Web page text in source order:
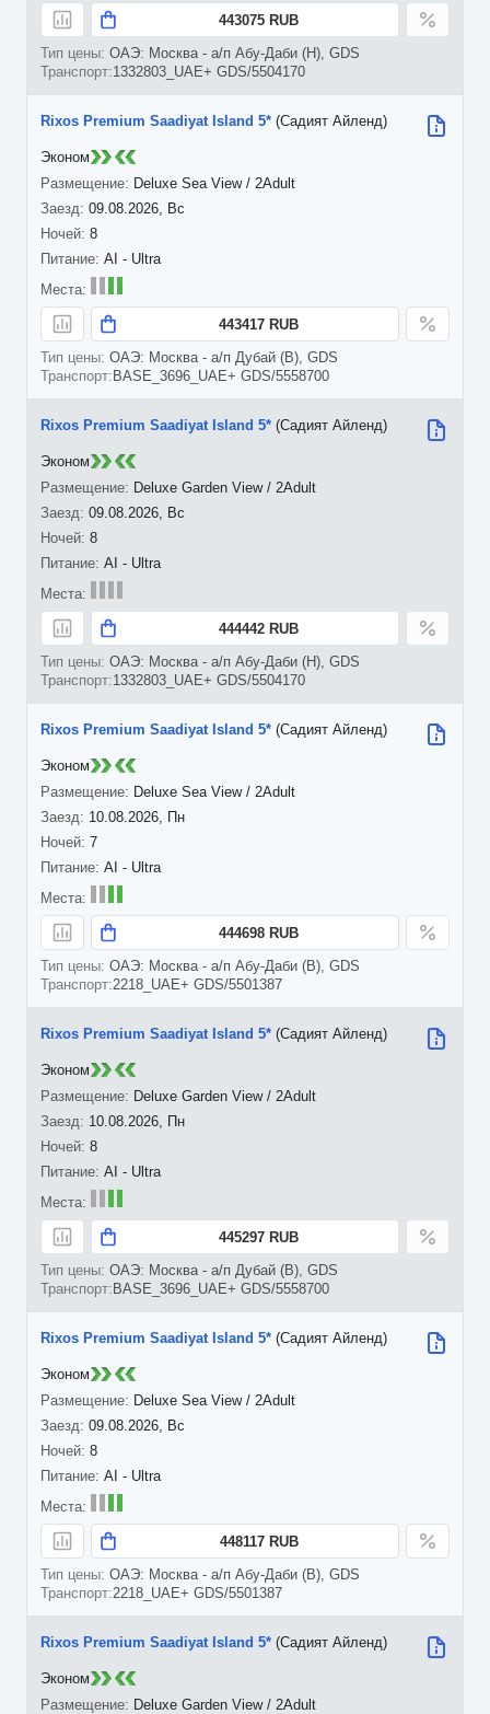
443075 RUB
ОАЭ: Москва - а/п Абу-Даби (H), GDS
1332803_UAE+ GDS/5504170
09.08.2026, Вс
8
Rixos Premium Saadiyat Island 5* (Садият Айленд)
Deluxe Sea View / 2Adult
AI - Ultra
443417 RUB
ОАЭ: Москва - а/п Дубай (B), GDS
BASE_3696_UAE+ GDS/5558700
Эконом
09.08.2026, Вс
8
Rixos Premium Saadiyat Island 5* (Садият Айленд)
Deluxe Garden View / 2Adult
AI - Ultra
444442 RUB
ОАЭ: Москва - а/п Абу-Даби (H), GDS
1332803_UAE+ GDS/5504170
Эконом
10.08.2026, Пн
7
Rixos Premium Saadiyat Island 5* (Садият Айленд)
Deluxe Sea View / 2Adult
AI - Ultra
444698 RUB
ОАЭ: Москва - а/п Абу-Даби (B), GDS
2218_UAE+ GDS/5501387
Эконом
10.08.2026, Пн
8
Rixos Premium Saadiyat Island 5* (Садият Айленд)
Deluxe Garden View / 2Adult
AI - Ultra
445297 RUB
ОАЭ: Москва - а/п Дубай (B), GDS
BASE_3696_UAE+ GDS/5558700
Эконом
09.08.2026, Вс
8
Rixos Premium Saadiyat Island 5* (Садият Айленд)
Deluxe Sea View / 2Adult
AI - Ultra
448117 RUB
ОАЭ: Москва - а/п Абу-Даби (B), GDS
2218_UAE+ GDS/5501387
Эконом
Rixos Premium Saadiyat Island 5* (Садият Айленд)
Deluxe Garden View / 2Adult
Эконом